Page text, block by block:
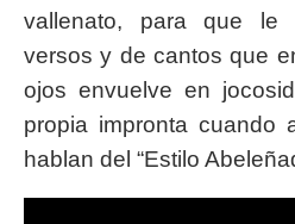
vallenato, para que le
versos y de cantos que
ojos envuelve en
propia impronta cuando
hablan del “Estilo